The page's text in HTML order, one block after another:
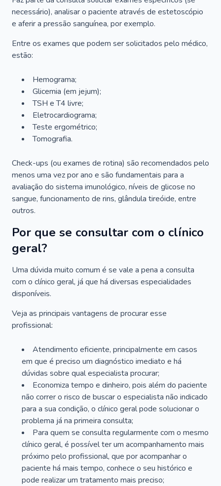
necessário), analisar o paciente através de estetoscópio
e aferir a pressão sanguínea, por exemplo.
Entre os exames que podem ser solicitados pelo médico,
estão:
Hemograma;
Glicemia (em jejum);
TSH e T4 livre;
Eletrocardiograma;
Teste ergométrico;
Tomografia.
Check-ups (ou exames de rotina) são recomendados pelo
menos uma vez por ano e são fundamentais para a
avaliação do sistema imunológico, níveis de glicose no
sangue, funcionamento de rins, glândula tireóide, entre
outros.
Por que se consultar com o clínico
geral?
Uma dúvida muito comum é se vale a pena a consulta
com o clínico geral, já que há diversas especialidades
disponíveis.
Veja as principais vantagens de procurar esse
profissional:
Atendimento eficiente, principalmente em casos
em que é preciso um diagnóstico imediato e há
dúvidas sobre qual especialista procurar;
Economiza tempo e dinheiro, pois além do paciente
não correr o risco de buscar o especialista não indicado
para a sua condição, o clínico geral pode solucionar o
problema já na primeira consulta;
Para quem se consulta regularmente com o mesmo
clínico geral, é possível ter um acompanhamento mais
próximo pelo profissional, que por acompanhar o
paciente há mais tempo, conhece o seu histórico e
pode realizar um tratamento mais preciso;